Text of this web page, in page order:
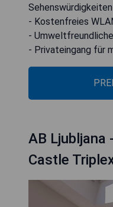
Sehenswürdigkeiten
- Kostenfreies
-
- Privateingang für
AB Ljubljana
Castle